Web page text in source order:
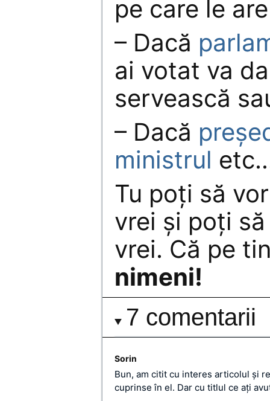
pe care le
– Dacă
ai votat va
servească
– Dacă
ministrul
Tu poți să
vrei și poți
vrei. Că pe
nimeni!
7 comentarii
Sorin
Bun, am citit cu interes articolul și
cuprinse în el. Dar cu titlul ce ați